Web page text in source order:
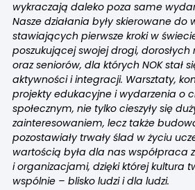
wykraczają daleko poza same
Nasze działania były skierowane do
stawiających pierwsze kroki w
poszukującej swojej drogi,
oraz seniorów, dla których NOK stał
aktywności i integracji. Warsztaty,
projekty edukacyjne i wydarzenia o
społecznym, nie tylko cieszyły się
zainteresowaniem, lecz także
pozostawiały trwały ślad w życiu
wartością była dla nas współpraca
i organizacjami, dzięki której kultura
wspólnie – blisko ludzi i dla ludzi.